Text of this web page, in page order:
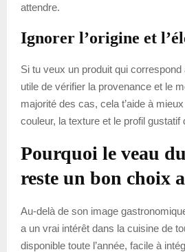
attendre.
Ignorer l’origine et
Si tu veux un produit qui
utile de vérifier la provenance et le
majorité des cas, cela t’aide à
couleur, la texture et le profil gustatif
Pourquoi le veau
reste un bon choix
Au-delà de son image
a un vrai intérêt dans la cuisine de
disponible toute l’année, facile à